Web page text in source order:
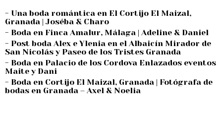
- Una boda romántica en El Cortijo El Maizal,
Granada | Joséba & Charo
- Boda en Finca Amalur, Málaga | Adeline & Daniel
- Post boda Alex e Ylenia en el Albaicín Mirador de
San Nicolás y Paseo de los Tristes Granada
- Boda en Palacio de los Cordova Enlazados eventos
Maite y Dani
- Boda en Cortijo El Maizal, Granada | Fotógrafa de
bodas en Granada – Axel & Noelia